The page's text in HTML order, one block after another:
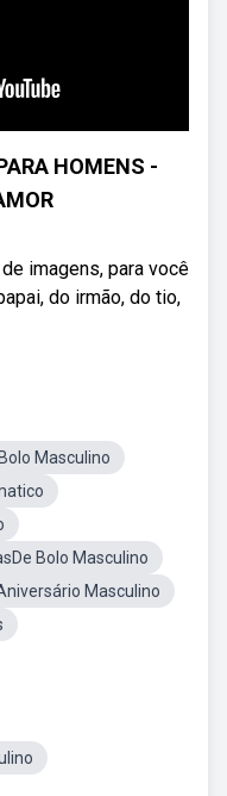
HOMENS -
imagens, para você
do irmão, do tio,
Masculino
Bolo Masculino
Masculino